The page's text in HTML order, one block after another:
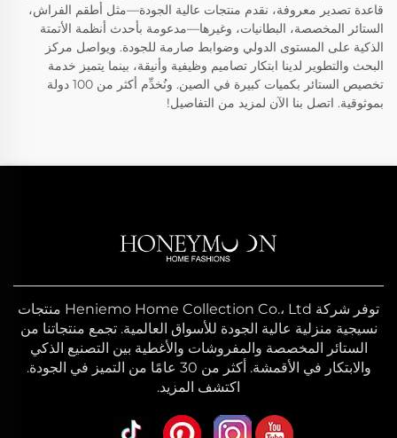
قاعدة تصدير معروفة، نقدم منتجات عالية الجودة—مثل أطقم الفراش،
الستائر المخصصة، البطانيات، وغيرها—مدعومة بأحدث أنظمة الأتمتة
الذكية على المستوى الدولي وضوابط صارمة للجودة. ويواصل مركز
البحث والتطوير لدينا ابتكار تصاميم وظيفية وأنيقة، بينما يتميز خدمة
تخصيص الستائر بكميات كبيرة في الصين. ونُخدِّم أكثر من 100 دولة
بموثوقية. اتصل بنا الآن لمزيد من التفاصيل!
توفر شركة Heniemo Home Collection Co.، Ltd منتجات
نسيجية منزلية عالية الجودة للأسواق العالمية. تجمع منتجاتنا من
الستائر المخصصة والمفروشات والأغطية بين التصنيع الذكي
والابتكار في الأقمشة. أكثر من 30 عامًا من التميز في الجودة.
اكتشف المزيد.